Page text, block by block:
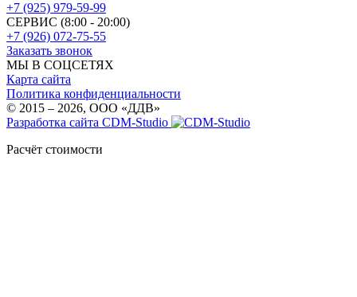
+7 (925) 979-59-99
СЕРВИС (8:00 - 20:00)
+7 (926) 072-75-55
Заказать звонок
МЫ В СОЦСЕТЯХ
Карта сайта
Политика конфиденциальности
© 2015 – 2026, OOO «ДДВ»
Разработка сайта CDM-Studio
Расчёт стоимости